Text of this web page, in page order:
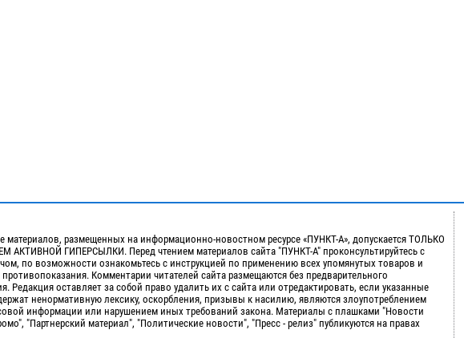
материалов, размещенных на информационно-новостном ресурсе «ПУНКТ-А», допускается ТОЛЬКО
АКТИВНОЙ ГИПЕРСЫЛКИ. Перед чтением материалов сайта "ПУНКТ-А" проконсультируйтесь с
по возможности ознакомьтесь с инструкцией по применению всех упомянутых товаров и
противопоказания. Комментарии читателей сайта размещаются без предварительного
Редакция оставляет за собой право удалить их с сайта или отредактировать, если указанные
ненормативную лексику, оскорбления, призывы к насилию, являются злоупотреблением
информации или нарушением иных требований закона. Материалы с плашками "Новости
"Партнерский материал", "Политические новости", "Пресс - релиз" публикуются на правах